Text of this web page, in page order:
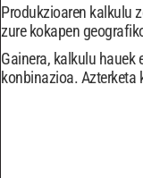
Produkzioaren kalkulu
zure kokapen
Gainera, kalkulu
konbinazioa. Azterketa